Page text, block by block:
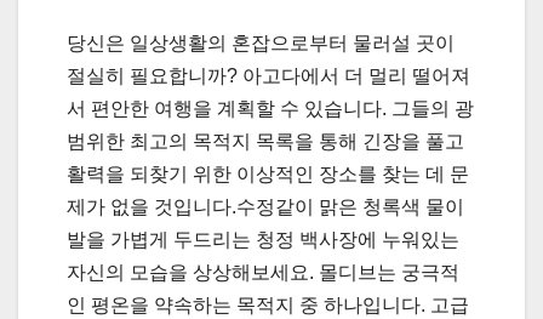
당신은 일상생활의 혼잡으로부터 물러설 곳이
절실히 필요합니까? 아고다에서 더 멀리 떨어져
서 편안한 여행을 계획할 수 있습니다. 그들의 광
범위한 최고의 목적지 목록을 통해 긴장을 풀고
활력을 되찾기 위한 이상적인 장소를 찾는 데 문
제가 없을 것입니다.수정같이 맑은 청록색 물이
발을 가볍게 두드리는 청정 백사장에 누워있는
자신의 모습을 상상해보세요. 몰디브는 궁극적
인 평온을 약속하는 목적지 중 하나입니다. 고급